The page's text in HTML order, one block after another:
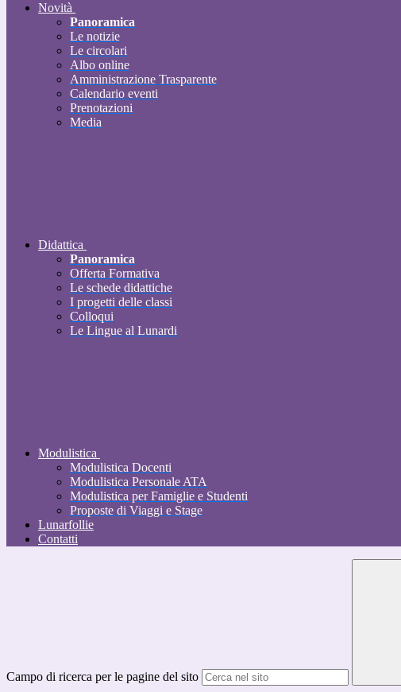
Novità
Panoramica
Le notizie
Le circolari
Albo online
Amministrazione Trasparente
Calendario eventi
Prenotazioni
Media
Didattica
Panoramica
Offerta Formativa
Le schede didattiche
I progetti delle classi
Colloqui
Le Lingue al Lunardi
Modulistica
Modulistica Docenti
Modulistica Personale ATA
Modulistica per Famiglie e Studenti
Proposte di Viaggi e Stage
Lunarfollie
Contatti
Campo di ricerca per le pagine del sito